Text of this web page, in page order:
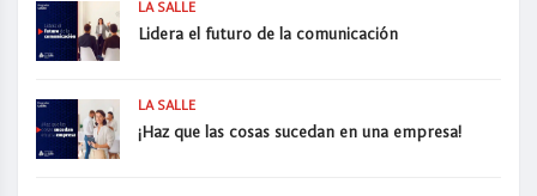
LA SALLE
Lidera el futuro de la comunicación
LA SALLE
¡Haz que las cosas sucedan en una empresa!